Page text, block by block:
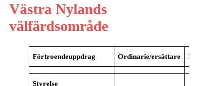
Västra Nylands
välfärdsområde
Förtroendeuppdrag Ordinarie/ersättare
Styrelse